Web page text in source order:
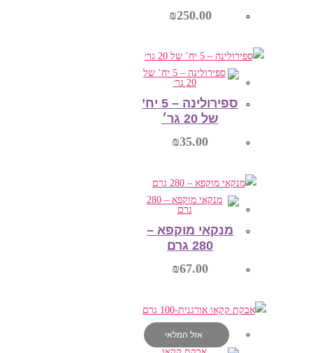
₪250.00
ספירולינה – 5 יח’
של 20 גר׳
₪35.00
מנקאי מוקפא –
280 גרם
₪67.00
הוספה לסל
אזל המלאי